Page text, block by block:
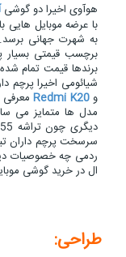
هوآوی اخیرا دو گوشی
با عرضه موبایل
به شهرت جهانی
برچسب قیمتی بسیار
برندها قیمت تمام
وRedmi K20
مدل ها متمایز می
سرسخت پرچم داران
ردمی چه خصوصیات
ال در خرید گوشی
طراحی: